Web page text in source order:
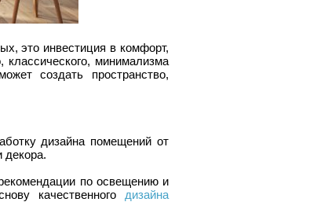
это инвестиция в комфорт,
минимализма
создать пространство,
дизайна помещений от
декора.
по освещению и
качественного дизайна